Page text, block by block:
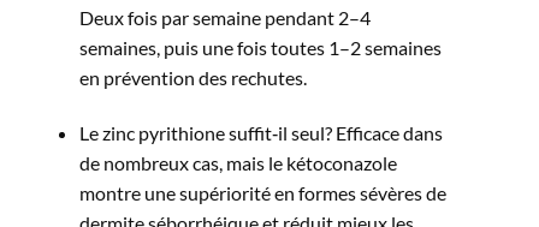
Deux fois par semaine pendant 2–4
semaines, puis une fois toutes 1–2 semaines
en prévention des rechutes.​
Le zinc pyrithione suffit‑il seul? Efficace dans
de nombreux cas, mais le kétoconazole
montre une supériorité en formes sévères de
dermite séborrhéique et réduit mieux les